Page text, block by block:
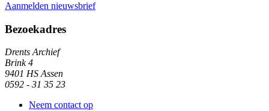
Aanmelden nieuwsbrief
Algemene informatie
Bezoekadres
Drents Archief
Brink 4
9401 HS Assen
0592 - 31 35 23
Neem contact op